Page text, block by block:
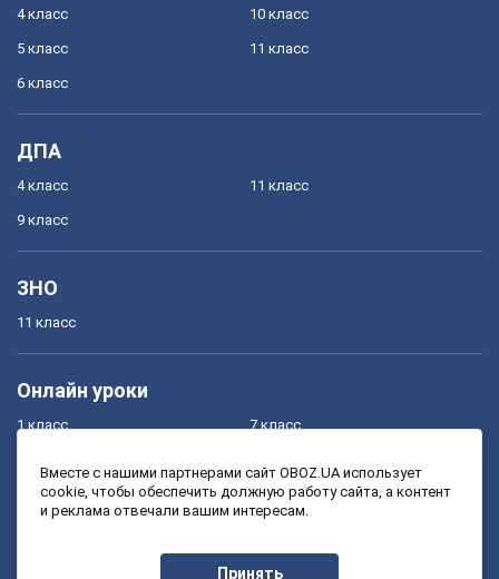
4 класс
5 класс
6 класс
10 класс
11 класс
ДПА
4 класс
9 класс
11 класс
ЗНО
11 класс
Онлайн уроки
1 класс
3 класс
7 класс
9 класс
Вместе с нашими партнерами сайт OBOZ.UA использует
cookie, чтобы обеспечить должную работу сайта, а контент
и реклама отвечали вашим интересам.
Принять